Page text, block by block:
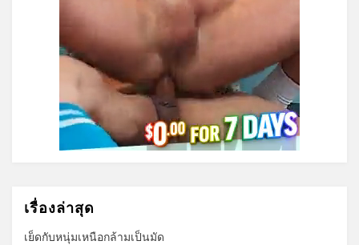
เรื่องล่าสุด
เย็ดกับหนุ่มเหนือกล้ามเป็นมัด